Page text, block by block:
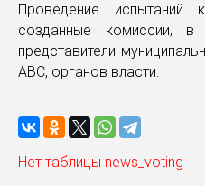
Проведение испытаний
созданные комиссии,
представители
АВС, органов власти.
Нет таблицы news_voting